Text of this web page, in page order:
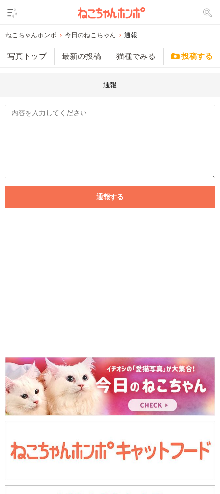
ねこちゃんホンポ 今日のねこちゃん 通報
写真トップ 最新の投稿 猫種でみる 投稿する
通報